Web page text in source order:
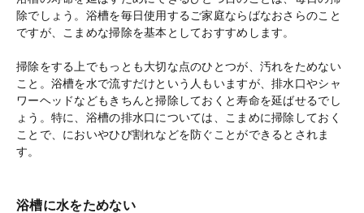
除でしょう。浴槽を毎日使用するご家庭ならばなおさらのこと
ですが、こまめな掃除を基本としておすすめします。
掃除をする上でもっとも大切な点のひとつが、汚れをためない
こと。浴槽を水で流すだけという人もいますが、排水口やシャ
ワーヘッドなどもきちんと掃除しておくと寿命を延ばせるでし
ょう。特に、浴槽の排水口については、こまめに掃除しておく
ことで、においやひび割れなどを防ぐことができるとされま
す。
浴槽に水をためない